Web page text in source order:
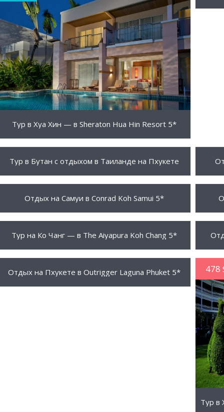
ПОДРОБНЕЕ
Тур в Хуа Хин — в Sheraton Hua Hin Resort 5*
3999 $ ПОДРОБНЕЕ
Тур в Бутан с отдыхом в Таиланде на Пхукете 595
2310 $ ПОДРОБНЕЕ
Отдых на Самуи в Conrad Koh Samui 5*
210 $ ПОДРОБНЕЕ
Тур на Ко Чанг — в The Aiyapura Koh Chang 5* 889
829 $ ПОДРОБНЕЕ
Отдых на Пхукете в Outrigger Laguna Phuket 5* 478